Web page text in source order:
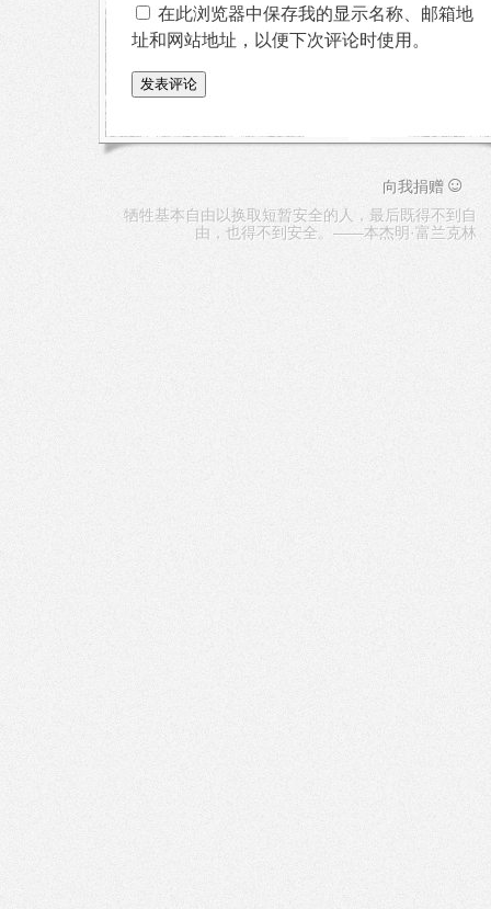
在此浏览器中保存我的显示名称、邮箱地
址和网站地址，以便下次评论时使用。
向我捐赠 ☺
牺牲基本自由以换取短暂安全的人，最后既得不到自
由，也得不到安全。——本杰明·富兰克林